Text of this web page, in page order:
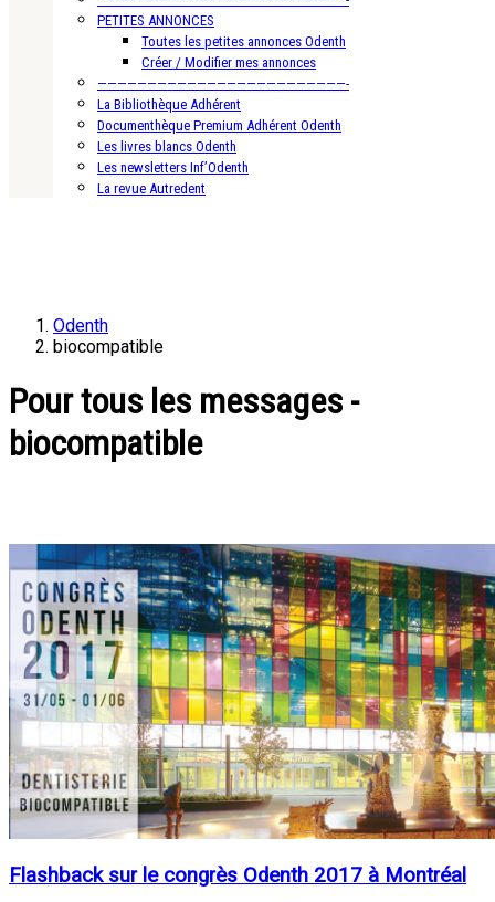
PETITES ANNONCES
Toutes les petites annonces Odenth
Créer / Modifier mes annonces
—————————————————————————-
La Bibliothèque Adhérent
Documenthèque Premium Adhérent Odenth
Les livres blancs Odenth
Les newsletters Inf’Odenth
La revue Autredent
Odenth
biocompatible
Pour tous les messages -
biocompatible
Flashback sur le congrès Odenth 2017 à Montréal